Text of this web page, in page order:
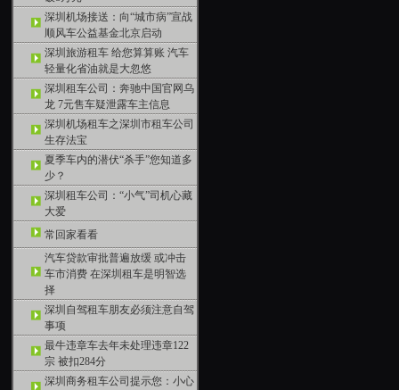
深圳机场接送：向“城市病”宣战
顺风车公益基金北京启动
深圳旅游租车 给您算算账 汽车
轻量化省油就是大忽悠
深圳租车公司：奔驰中国官网乌
龙 7元售车疑泄露车主信息
深圳机场租车之深圳市租车公司
生存法宝
夏季车内的潜伏“杀手”您知道多
少？
深圳租车公司：“小气”司机心藏
大爱
常回家看看
汽车贷款审批普遍放缓 或冲击
车市消费 在深圳租车是明智选
择
深圳自驾租车朋友必须注意自驾
事项
最牛违章车去年未处理违章122
宗 被扣284分
深圳商务租车公司提示您：小心